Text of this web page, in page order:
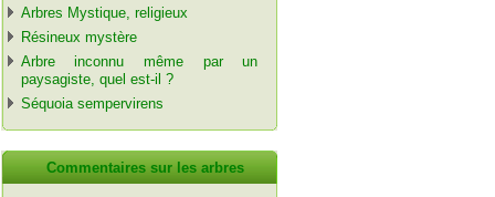
Arbres Mystique, religieux
Résineux mystère
Arbre inconnu même par un
paysagiste, quel est-il ?
Séquoia sempervirens
Commentaires sur les arbres